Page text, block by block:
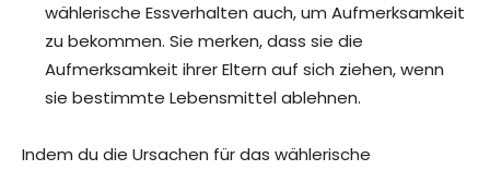
wählerische Essverhalten auch, um Aufmerksamkeit
zu bekommen. Sie merken, dass sie die
Aufmerksamkeit ihrer Eltern auf sich ziehen, wenn
sie bestimmte Lebensmittel ablehnen.
Indem du die Ursachen für das wählerische